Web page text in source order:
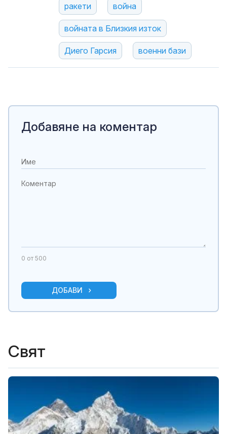
ракети война
войната в Близкия изток
Диего Гарсия военни бази
Добавяне на коментар
0 от 500
ДОБАВИ
Свят